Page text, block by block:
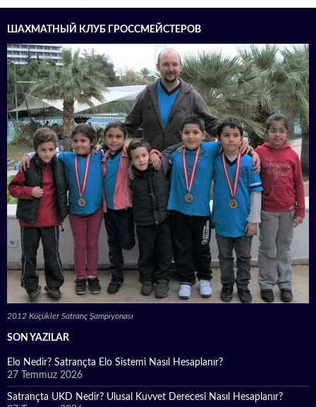
ШАХМАТНЫЙ КЛУБ ГРОССМЕЙСТЕРОВ
2012 Küçükler Satranç Şampiyonası
SON YAZILAR
Elo Nedir? Satrançta Elo Sistemi Nasıl Hesaplanır?
27 Temmuz 2026
Satrançta UKD Nedir? Ulusal Kuvvet Derecesi Nasıl Hesaplanır?